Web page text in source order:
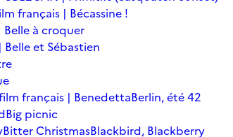
français | Bécassine !
à croquer
et Sébastien
français | BenedettaBerlin, été 42
Big picnic
Bitter ChristmasBlackbird, Blackberry